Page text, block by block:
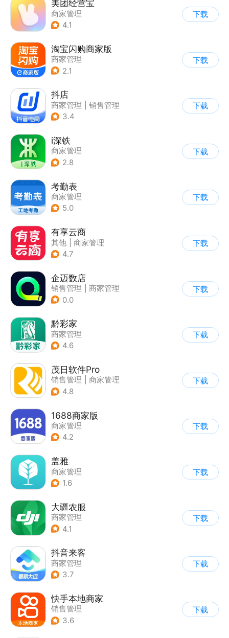
美团经营宝
商家管理
4.1
下载
淘宝闪购商家版
商家管理
2.1
下载
抖店
商家管理
销售管理
3.4
下载
i深铁
商家管理
2.8
下载
考勤表
商家管理
5.0
下载
有享云商
其他
商家管理
4.7
下载
企迈数店
销售管理
商家管理
0.0
下载
黔彩家
商家管理
4.6
下载
茂日软件Pro
销售管理
商家管理
4.8
下载
1688商家版
商家管理
4.2
下载
盖雅
商家管理
1.6
下载
大疆农服
商家管理
4.1
下载
抖音来客
商家管理
3.7
下载
快手本地商家
销售管理
3.6
下载